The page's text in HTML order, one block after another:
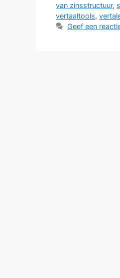
van zinsstructuur,
vertaaltools,
Geef een